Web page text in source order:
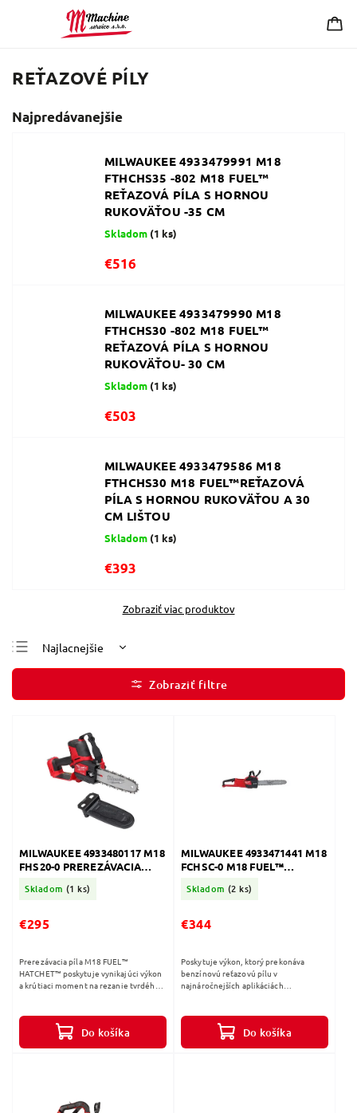
REŤAZOVÉ PÍLY
Najpredávanejšie
MILWAUKEE 4933479991 M18
FTHCHS35 -802 M18 FUEL™
REŤAZOVÁ PÍLA S HORNOU
RUKOVÄŤOU -35 CM
Skladom (1 ks)
€516
MILWAUKEE 4933479990 M18
FTHCHS30 -802 M18 FUEL™
REŤAZOVÁ PÍLA S HORNOU
RUKOVÄŤOU- 30 CM
Skladom (1 ks)
€503
MILWAUKEE 4933479586 M18
FTHCHS30 M18 FUEL™REŤAZOVÁ
PÍLA S HORNOU RUKOVÄŤOU A 30
CM LIŠTOU
Skladom (1 ks)
€393
Zobraziť viac produktov
Najlacnejšie
Najdrahšie
Najpredávanejšie
MILWAUKEE 4933480117 M18
FHS20-0 PREREZÁVACIA
Skladom (1 ks)
€295
Do košíka
Prerezávacia píla M18 FUEL™
HATCHET™ poskytuje vynikajúci výkon
a krútiaci moment na rezanie tvrdého
profesionálov...
MILWAUKEE 4933471441 M18
FCHSC-0 M18 FUEL™
CM
Skladom (2 ks)
€344
Do košíka
Poskytuje výkon, ktorý prekonáva
benzínovú reťazovú pílu v
najnáročnejších aplikáciách
aplikáciách bez rizika...